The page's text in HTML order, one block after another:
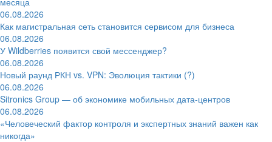
06.08.2026
Как магистральная сеть становится сервисом для бизнеса
06.08.2026
У Wildberries появится свой мессенджер?
06.08.2026
Новый раунд РКН vs. VPN: Эволюция тактики (?)
06.08.2026
Sitronics Group — об экономике мобильных дата-центров
06.08.2026
«Человеческий фактор контроля и экспертных знаний важен как
никогда»